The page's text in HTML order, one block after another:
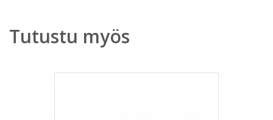
Tutustu myös